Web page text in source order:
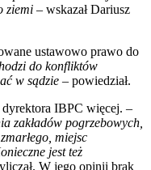
ziemi – wskazał Dariusz
ustawowo prawo do
do konfliktów
w sądzie – powiedział.
IBPC więcej. –
zakładów pogrzebowych,
miejsc
jest też
W jego opinii brak